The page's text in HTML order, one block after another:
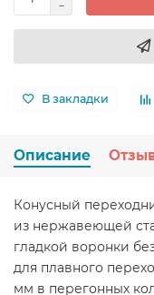
В закладки
Описание
Конусный
из нержавеющей
гладкой воронки
для плавного
мм в перегонных